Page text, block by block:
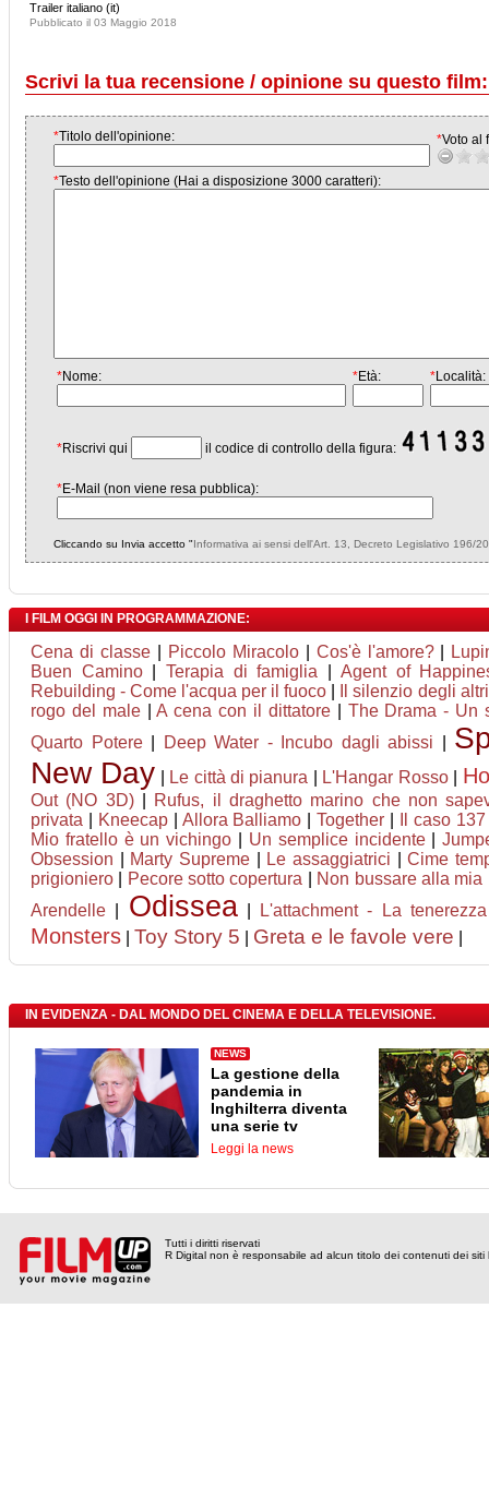
Trailer italiano (it)
Pubblicato il 03 Maggio 2018
Scrivi la tua recensione / opinione su questo
*Titolo dell'opinione: *Voto al
*Testo dell'opinione (Hai a disposizione 3000 caratteri):
*Nome: *Età: *Località:
*Riscrivi qui il codice di controllo della figura:
*E-Mail (non viene resa pubblica):
Cliccando su Invia accetto "Informativa ai sensi dell'Art. 13, Decreto Legislativo 196/
I FILM OGGI IN PROGRAMMAZIONE:
Cena di classe| Piccolo Miracolo| Cos'è l'amore?|
Buen Camino|Terapia di famiglia
Agent of
Rebuilding - Come l'acqua per il fuoco
Il silenzio degli altri
rogo del male|A cena con il dittatore| The Drama - Un
Quarto Potere| Deep Water - Incubo dagli abissi
New Day
Le città di pianura L'Hangar Rosso|
Out (NO 3D)|
Rufus, il draghetto marino che non
privata
Kneecap| Allora Balliamo |Together Il caso 137
Mio fratello è un vichingo
Un semplice incidente|
Obsession
Marty Supreme| Le assaggiatrici |Cime
prigioniero
Pecore sotto copertura
Non bussare alla mia
Arendelle
Odissea| L'attachment - La tenerezza
Monsters Toy Story 5 Greta e le favole vere
IN EVIDENZA - DAL MONDO DEL CINEMA E DELLA TELEVISIONE.
NEWS
La gestione della
pandemia in
Inghilterra diventa
una serie tv
Leggi la news
Tutti i diritti riservati
R Digital non è responsabile ad alcun titolo dei contenuti dei siti